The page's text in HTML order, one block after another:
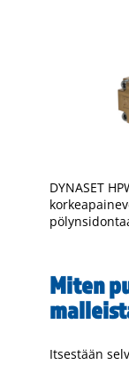
DYNASET
Miten
Itsestään